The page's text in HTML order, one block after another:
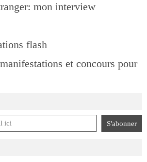
mon interview
flash
et concours pour